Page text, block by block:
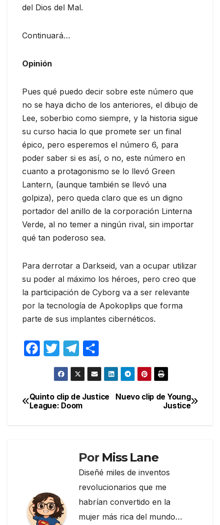
del Dios del Mal.
Continuará…
Opinión
Pues qué puedo decir sobre este número que
no se haya dicho de los anteriores, el dibujo de
Lee, soberbio como siempre, y la historia sigue
su curso hacia lo que promete ser un final
épico, pero esperemos el número 6, para
poder saber si es así, o no, este número en
cuanto a protagonismo se lo llevó Green
Lantern, (aunque también se llevó una
golpiza), pero queda claro que es un digno
portador del anillo de la corporación Linterna
Verde, al no temer a ningún rival, sin importar
qué tan poderoso sea.
Para derrotar a Darkseid, van a ocupar utilizar
su poder al máximo los héroes, pero creo que
la participación de Cyborg va a ser relevante
por la tecnología de Apokoplips que forma
parte de sus implantes cibernéticos.
F
e
b
T
w
itt
er
T
el
e
gr
a
o
m
p
Navegación
Nuevo clip de Young
Justice
Quinto clip de Justice
League: Doom
Por Miss Lane
Diseñé miles de inventos
revolucionarios que me
habrían convertido en la
mujer más rica del mundo…